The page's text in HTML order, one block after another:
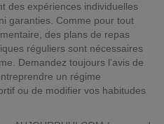
des expériences individuelles
garanties. Comme pour tout
des plans de repas
réguliers sont nécessaires
Demandez toujours l'avis de
un régime
ou de modifier vos habitudes